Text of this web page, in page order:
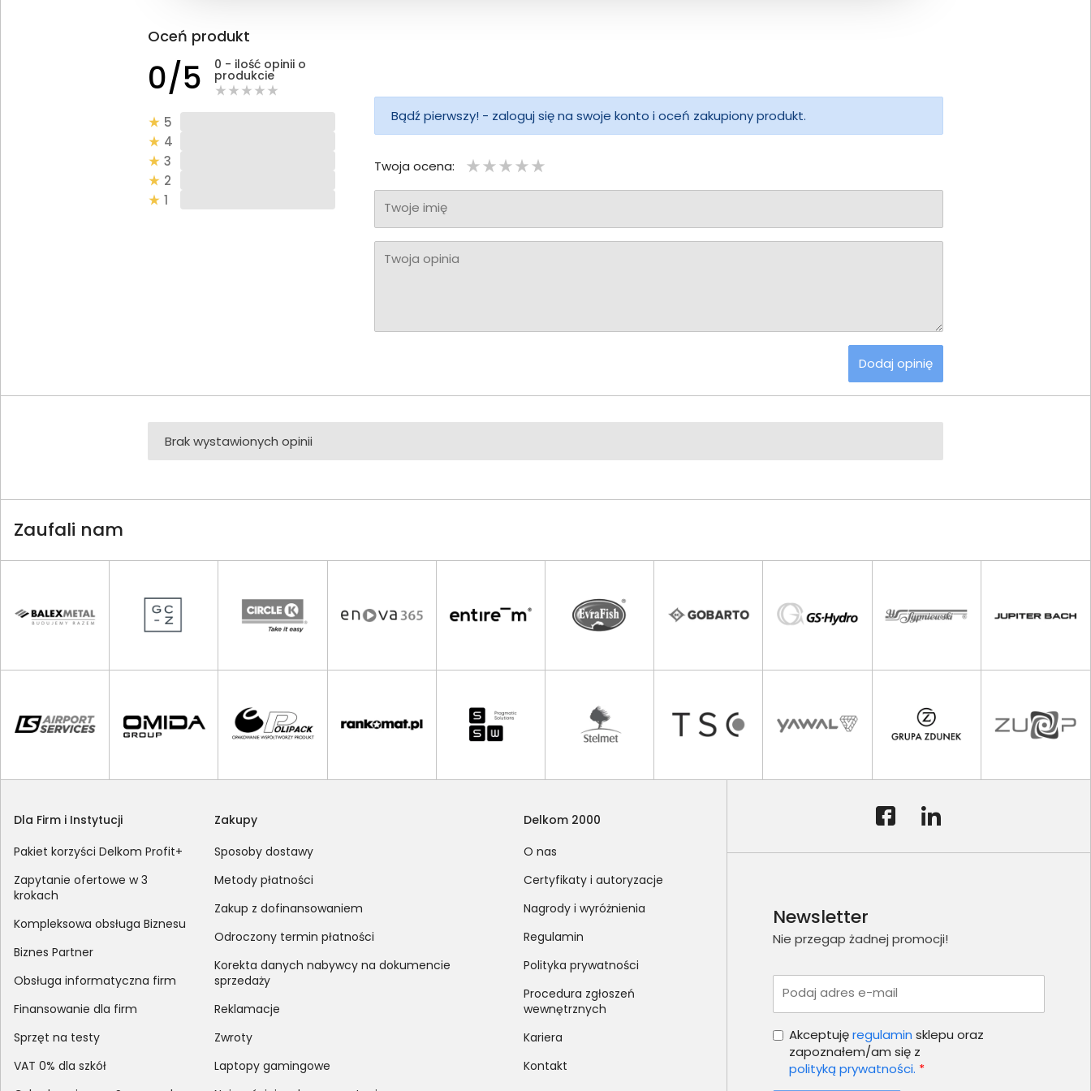
Oceń produkt
0/5 0 - ilość opinii o
produkcie
5
4
3
2
1
Bądź pierwszy! - zaloguj się na swoje konto i oceń zakupiony produkt.
Twoja ocena:
Twoje imię
Twoja opinia
Dodaj opinię
Brak wystawionych opinii
Zaufali nam
Dla Firm i Instytucji
Pakiet korzyści Delkom Profit+
Zapytanie ofertowe w 3
krokach
Kompleksowa obsługa Biznesu
Biznes Partner
Obsługa informatyczna firm
Finansowanie dla firm
Sprzęt na testy
VAT 0% dla szkół
Zakupy
Sposoby dostawy
Metody płatności
Zakup z dofinansowaniem
Odroczony termin płatności
Korekta danych nabywcy na dokumencie
sprzedaży
Reklamacje
Zwroty
Laptopy gamingowe
Delkom 2000
O nas
Certyfikaty i autoryzacje
Nagrody i wyróżnienia
Regulamin
Polityka prywatności
Procedura zgłoszeń
wewnętrznych
Kariera
Kontakt
Newsletter
Nie przegap żadnej promocji!
Podaj adres e-mail
Akceptujęregulamin sklepu oraz
zapoznałem/am się z
polityką prywatności. *